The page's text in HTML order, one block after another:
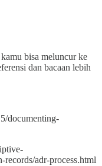
bisa meluncur ke
dan bacaan lebih
documenting-
records/adr-process.html